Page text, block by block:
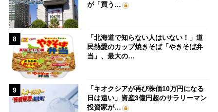
が「買う…
8
「北海道で知らない人はいない！」道
民熱愛のカップ焼きそば「やきそば弁
当」、最大の…
9
「キオクシアが再び株価10万円になる
日は遠い」資産3億円超のサラリーマン
投資家が…